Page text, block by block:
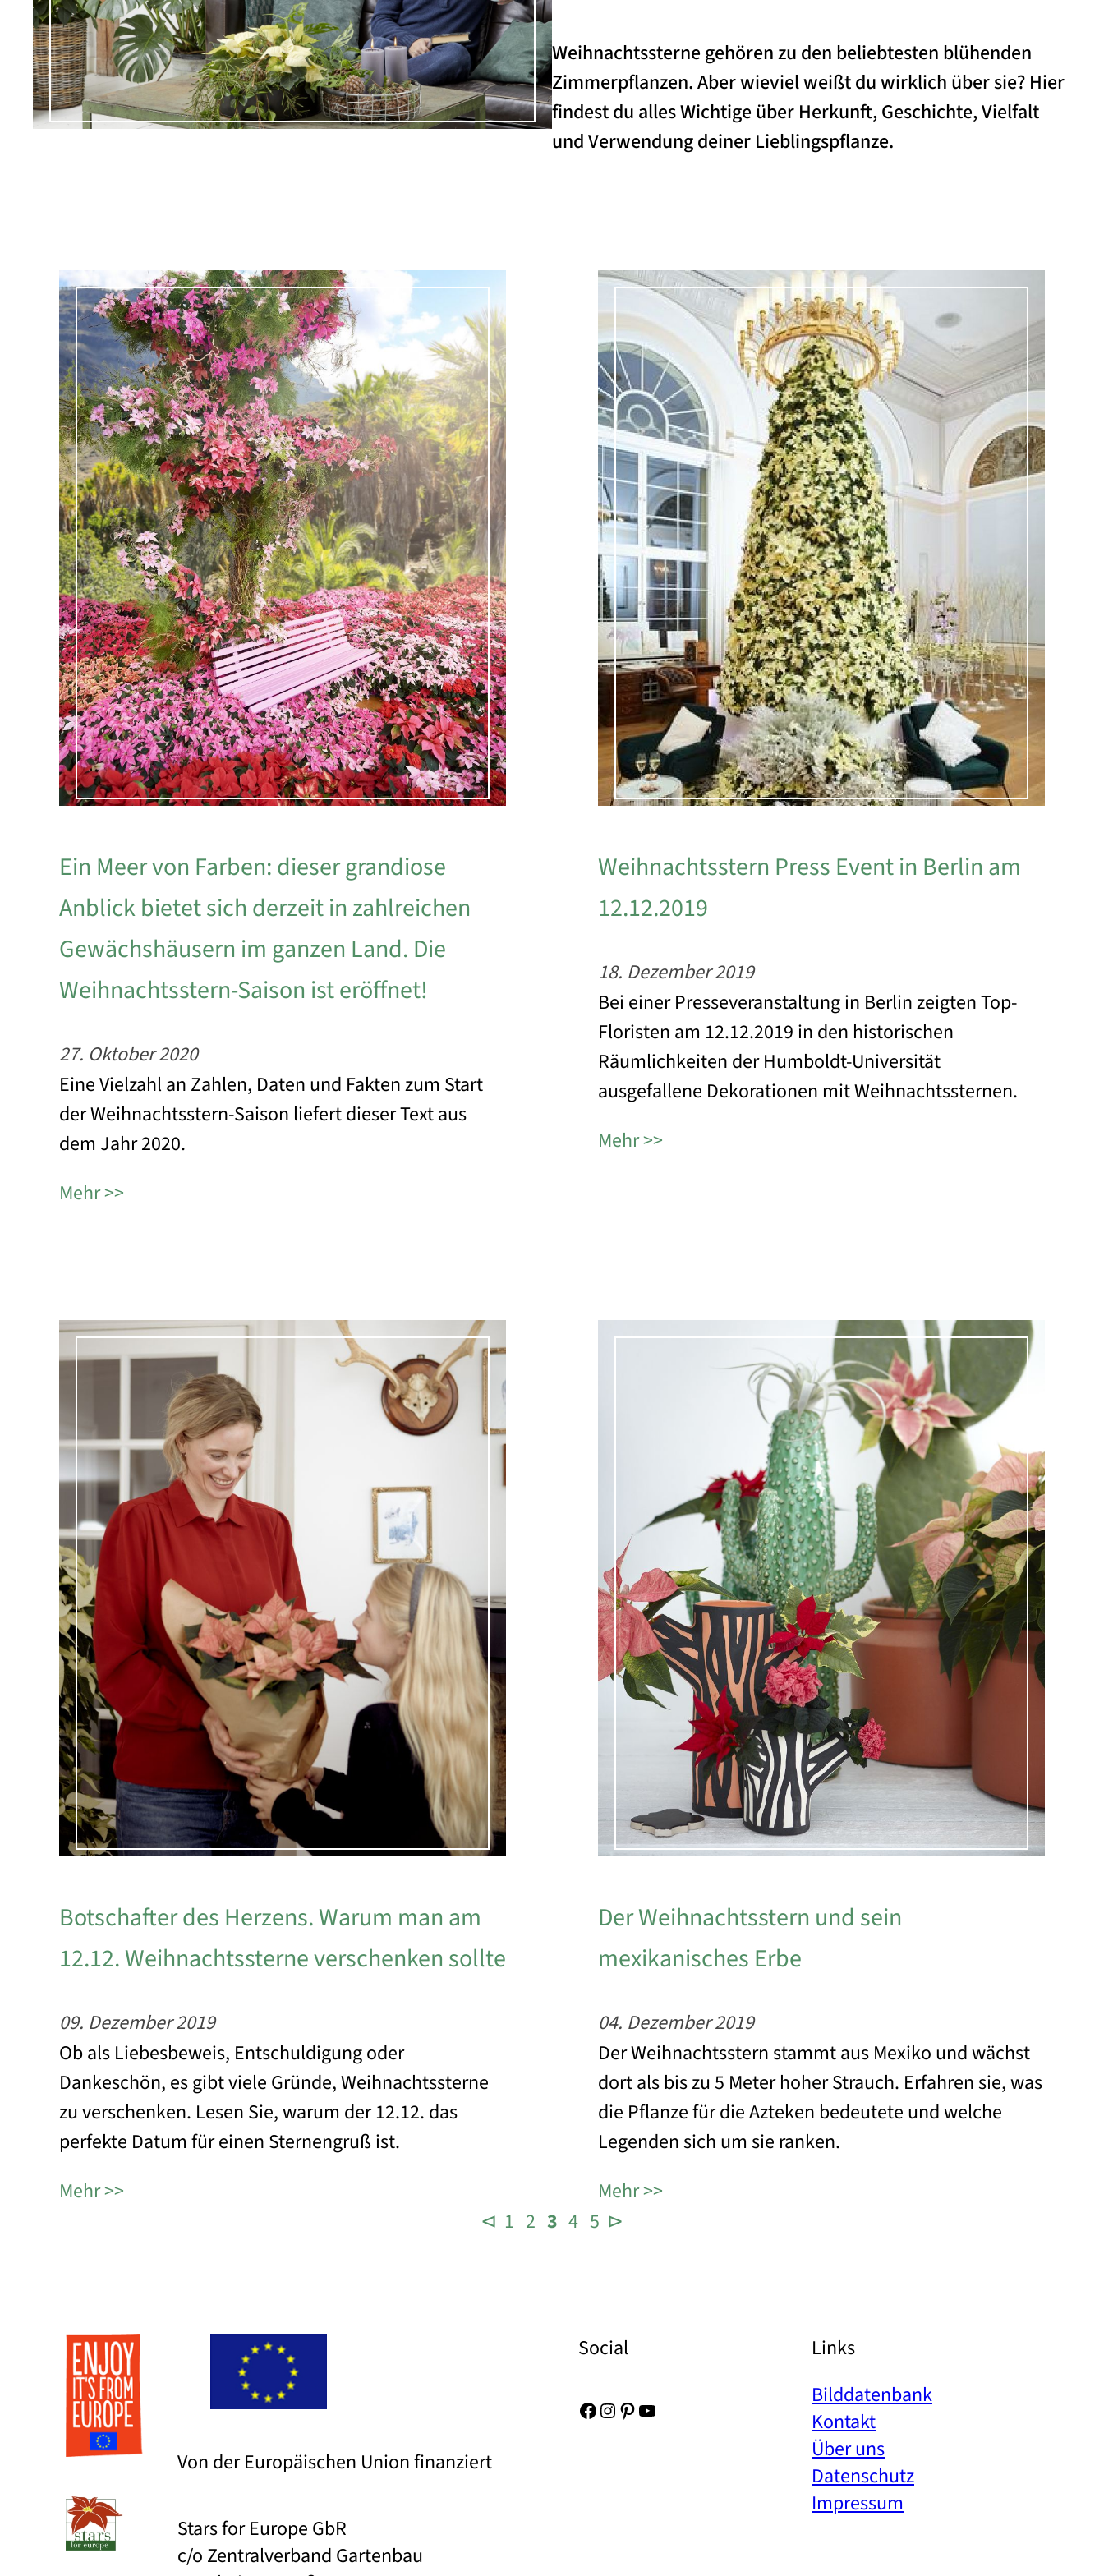
Weihnachtssterne gehören zu den beliebtesten blühenden
Zimmerpflanzen. Aber wieviel weißt du wirklich über sie? Hier
findest du alles Wichtige über Herkunft, Geschichte, Vielfalt
und Verwendung deiner Lieblingspflanze.
Ein Meer von Farben: dieser grandiose
Anblick bietet sich derzeit in zahlreichen
Gewächshäusern im ganzen Land. Die
Weihnachtsstern-Saison ist eröffnet!
27. Oktober 2020
Eine Vielzahl an Zahlen, Daten und Fakten zum Start
der Weihnachtsstern-Saison liefert dieser Text aus
dem Jahr 2020.
Mehr
Weihnachtsstern Press Event in Berlin am
12.12.2019
18. Dezember 2019
Bei einer Presseveranstaltung in Berlin zeigten Top-
Floristen am 12.12.2019 in den historischen
Räumlichkeiten der Humboldt-Universität
ausgefallene Dekorationen mit Weihnachtssternen.
Mehr
Botschafter des Herzens. Warum man am
12.12. Weihnachtssterne verschenken sollte
09. Dezember 2019
Ob als Liebesbeweis, Entschuldigung oder
Dankeschön, es gibt viele Gründe, Weihnachtssterne
zu verschenken. Lesen Sie, warum der 12.12. das
perfekte Datum für einen Sternengruß ist.
Mehr
Der Weihnachtsstern und sein
mexikanisches Erbe
04. Dezember 2019
Der Weihnachtsstern stammt aus Mexiko und wächst
dort als bis zu 5 Meter hoher Strauch. Erfahren sie, was
die Pflanze für die Azteken bedeutete und welche
Legenden sich um sie ranken.
Mehr
⊲ 1 2 3 4 5 ⊳
Von der Europäischen Union finanziert
Stars for Europe GbR
c/o Zentralverband Gartenbau
Social
Facebook Instagram Pinterest YouTube
Links
Bilddatenbank
Kontakt
Über uns
Datenschutz
Impressum